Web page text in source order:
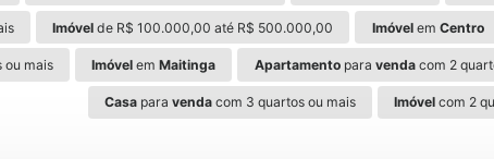
Imóvel de R$ 100.000,00 até R$ 500.000,00 Imóvelem Centro
ou mais Imóvel emMaitinga Apartamentopara vendacom 2
Casapara vendacom 3 quartos ou mais Imóvel com 2